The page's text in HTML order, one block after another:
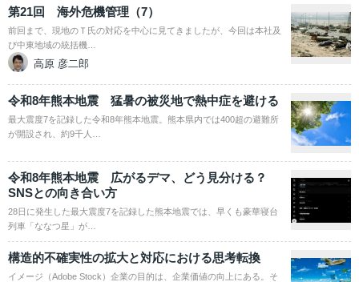
第21回 海外危機管理（7）
前回まで、現地のＴ氏の対応を中心に見てきましたが、今回は本社及
び中東地域の統括機…
高原 彦二郎
令和8年熊本地震 猛暑の被災地で熱中症を避ける
最大震度7を記録した令和8年熊本地震。熊本県内では400超の避難所
が開設され、約9千人…
令和8年熊本地震 広がるデマ、どう見分ける？
SNSとの向き合い方
28日に発生した最大震度7を記録した熊本地震では、早くも豪華寝台
列車「ななつ星」が…
構造的不確実性の拡大と対応における思考転換
イメージ（Adobe Stock）企業の目的は、企業価値の向上にある。そ